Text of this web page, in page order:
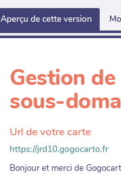
Aperçu de cette version
Gestion
sous-
Url de votre carte
https://jrd10.gogocarto.fr
Bonjour et merci de